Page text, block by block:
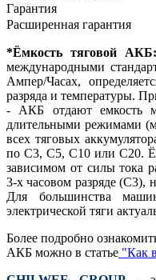
Гарантия
Расширенная гарантия
*Ёмкость тяговой
международными
Ампер/Часах,
разряда и температуры.
- АКБ отдают емкость
длительными режимами
всех тяговых
по С3, С5, С10 или С20.
зависимом от силы тока
3-х часовом разряде (С3),
Для большинства
электрической тяги
Более подробно
АКБ можно в статье "Как